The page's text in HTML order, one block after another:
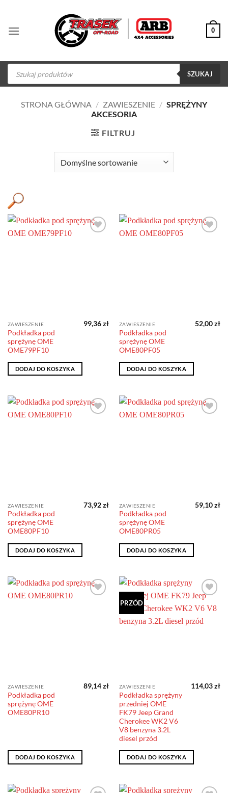
zawartości
0
Wyszukiwarka
produktów
SZUKAJ
STRONA GŁÓWNA / ZAWIESZENIE / SPRĘŻYNY
AKCESORIA
FILTRUJ
Przód / tył
Przód / tył
ZAWIESZENIE
Podkładka pod
sprężynę OME
OME79PF10
99,36zł
DODAJ DO KOSZYKA
ZAWIESZENIE
Podkładka pod
sprężynę OME
OME80PF05
52,00zł
DODAJ DO KOSZYKA
ZAWIESZENIE
Podkładka pod
sprężynę OME
OME80PF10
73,92zł
DODAJ DO KOSZYKA
ZAWIESZENIE
Podkładka pod
sprężynę OME
OME80PR05
59,10zł
DODAJ DO KOSZYKA
ZAWIESZENIE
Podkładka pod
sprężynę OME
OME80PR10
89,14zł
DODAJ DO KOSZYKA
PRZÓD
Dodaj do
obserwowanych
ZAWIESZENIE
Podkładka sprężyny
przedniej OME
FK79 Jeep Grand
Cherokee WK2 V6
V8 benzyna 3.2L
diesel przód
114,03zł
DODAJ DO KOSZYKA